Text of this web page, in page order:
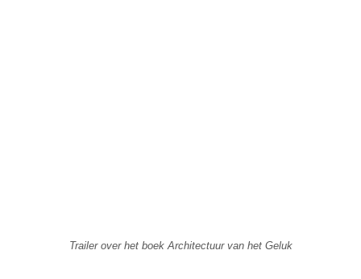
Trailer over het boek Architectuur van het Geluk